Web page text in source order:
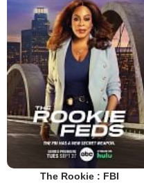
The Rookie : FBI